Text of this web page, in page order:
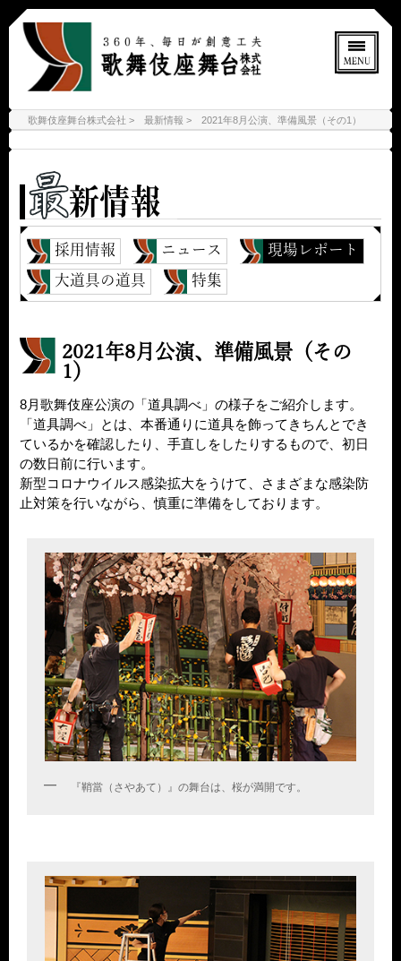
歌舞伎座舞台株式会社 最新情報 2021年8月公演、準備風景（その1）
採用情報 ニュース
現場レポート
大道具の道具
特集
2021年8月公演、準備風景（その
1）
8月歌舞伎座公演の「道具調べ」の様子をご紹介します。
「道具調べ」とは、本番通りに道具を飾ってきちんとでき
ているかを確認したり、手直しをしたりするもので、初日
の数日前に行います。
新型コロナウイルス感染拡大をうけて、さまざまな感染防
止対策を行いながら、慎重に準備をしております。
『鞘當（さやあて）』の舞台は、桜が満開です。